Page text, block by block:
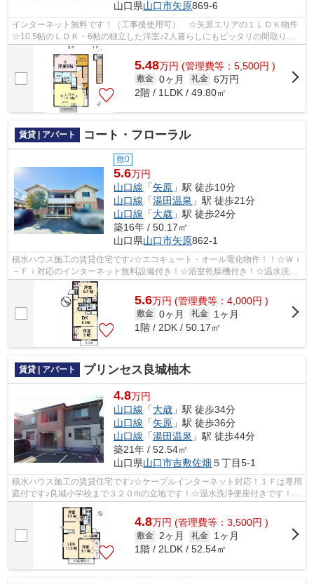
山口県山口市矢原869-6
インターネット無料です！（工事後使用可） ☆矢原エリアの１ＬＤＫ物件
☆10.5帖のＬＤＫ・6帖の独立した洋室♪2人暮らしにもピッタリの間取りで
す！居室照明(3個)･エアコン２台・モニタ...
5.48万円 (管理費等：5,500円 )
敷金 0ヶ月 礼金 6万円
2階 / 1LDK / 49.80㎡
賃貸 | アパート コート・フローラル
敷0
5.6万円
山口線 「矢原 」駅 徒歩10分
山口線 「湯田温泉 」駅 徒歩21分
山口線 「大歳 」駅 徒歩24分
築16年 / 50.17㎡
山口県山口市矢原862-1
積水ハウス施工の賃貸住宅です♪☆エコキュート・オール電化物件！！☆Ｗｉ
－Ｆｉ対応のインターネット無料設備付き！☆浴室乾燥機付き！☆温水洗浄
便座付き！☆新鮮市場湯田店まで６００ｍ...
5.6万円 (管理費等：4,000円 )
敷金 0ヶ月 礼金
1ヶ月
1階 / 2DK / 50.17㎡
賃貸 | アパート プリンセス良城柚木
4.8万円
山口線 「大歳 」駅 徒歩34分
山口線 「矢原 」駅 徒歩36分
山口線 「湯田温泉 」駅 徒歩44分
築21年 / 52.54㎡
山口県山口市吉敷佐畑 ５丁目5-1
積水ハウス施工の賃貸住宅です♪☆ケーブルインターネット対応！１Ｆは専用
庭付です♪良城小学校まで３２０mの立地です！☆温水洗浄便座付きです！☆
駐車場一台無料です！☆エアコン一台付き...
4.8万円 (管理費等：3,500円 )
敷金 2ヶ月 礼金
1ヶ月
1階 / 2LDK / 52.54㎡